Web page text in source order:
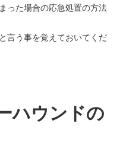
った場合の応急処置の方法
言う事を覚えておいてくだ
ハウンドの